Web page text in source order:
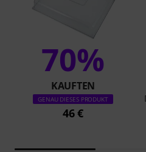
70%
KAUFTEN
GENAU DIESES PRODUKT
46 €